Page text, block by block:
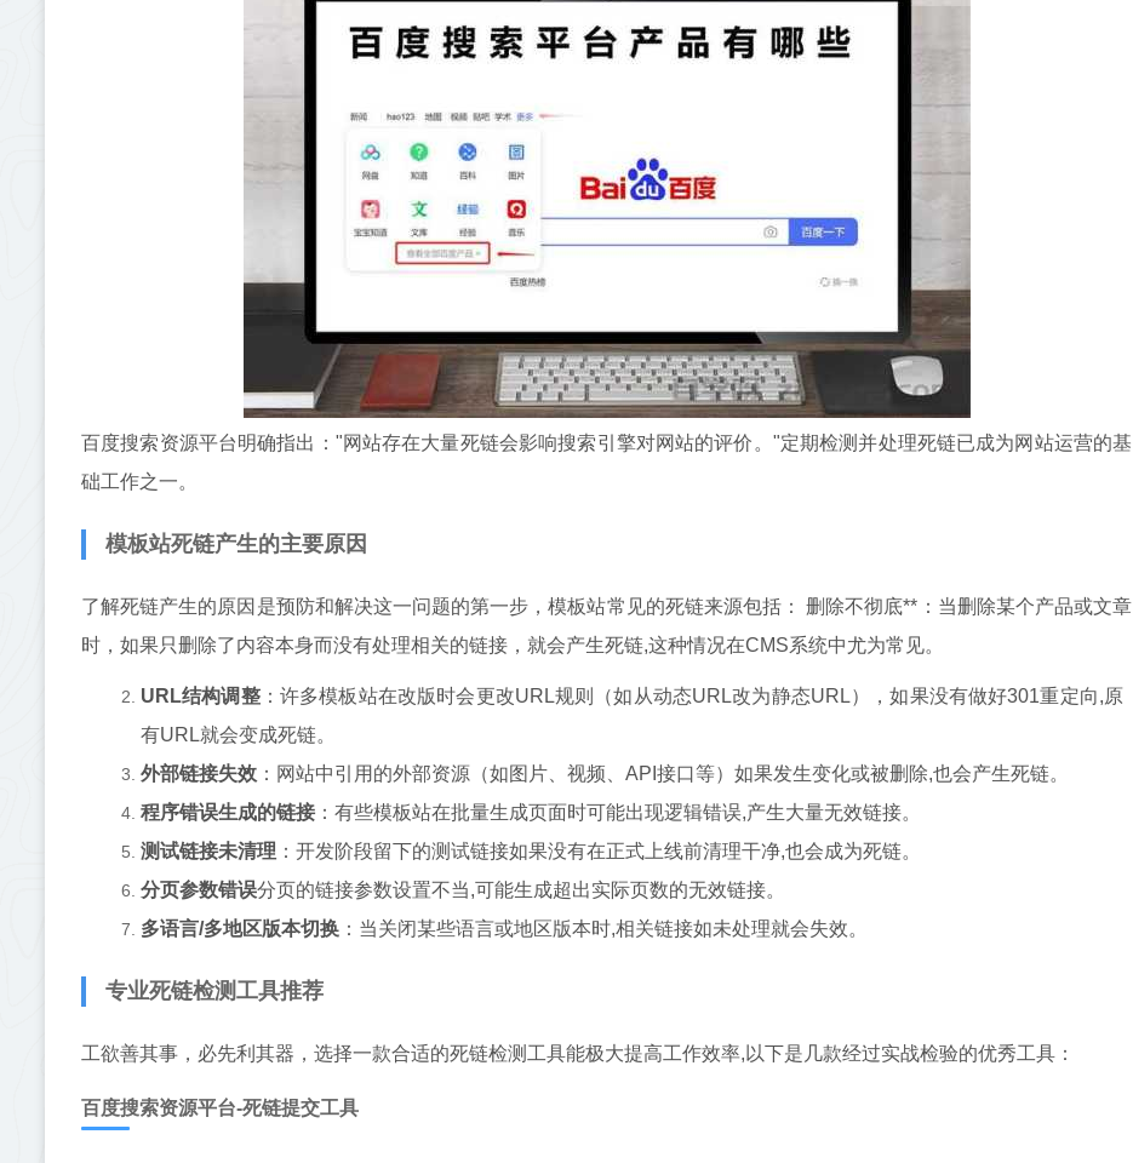
百度搜索资源平台明确指出："网站存在大量死链会影响搜索引擎对网站的评价。"定期检测并处理死链已成为网站运营的基
础工作之一。
模板站死链产生的主要原因
了解死链产生的原因是预防和解决这一问题的第一步，模板站常见的死链来源包括： 删除不彻底**：当删除某个产品或文章
时，如果只删除了内容本身而没有处理相关的链接，就会产生死链,这种情况在CMS系统中尤为常见。
URL结构调整：许多模板站在改版时会更改URL规则（如从动态URL改为静态URL），如果没有做好301重定向,原
有URL就会变成死链。
外部链接失效 ：网站中引用的外部资源（如图片、视频、API接口等）如果发生变化或被删除,也会产生死链。
程序错误生成的链接 ：有些模板站在批量生成页面时可能出现逻辑错误,产生大量无效链接。
测试链接未清理 ：开发阶段留下的测试链接如果没有在正式上线前清理干净,也会成为死链。
分页参数错误分页的链接参数设置不当,可能生成超出实际页数的无效链接。
多语言/多地区版本切换 ：当关闭某些语言或地区版本时,相关链接如未处理就会失效。
专业死链检测工具推荐
工欲善其事，必先利其器，选择一款合适的死链检测工具能极大提高工作效率,以下是几款经过实战检验的优秀工具：
百度搜索资源平台-死链提交工具